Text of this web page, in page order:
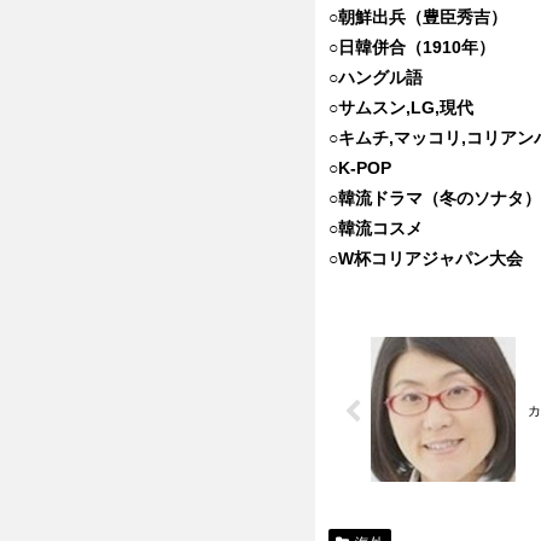
○朝鮮出兵（豊臣秀吉）
○日韓併合（1910年）
○ハングル語
○サムスン,LG,現代
○キムチ,マッコリ,コリアン
○K-POP
○韓流ドラマ（冬のソナタ）
○韓流コスメ
○W杯コリアジャパン大会